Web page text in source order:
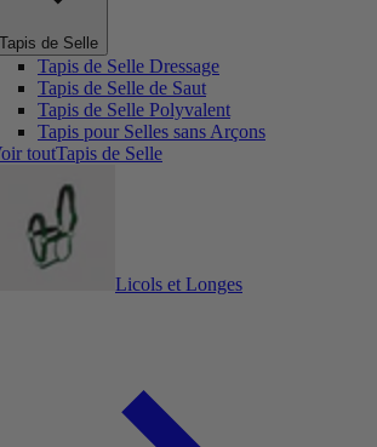
Tapis de Selle
Tapis de Selle Dressage
Tapis de Selle de Saut
Tapis de Selle Polyvalent
Tapis pour Selles sans Arçons
toutTapis de Selle
Licols et Longes